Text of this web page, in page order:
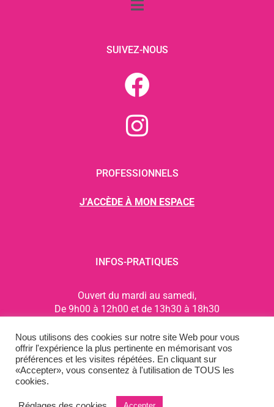
SUIVEZ-NOUS
PROFESSIONNELS
J’ACCÈDE À MON ESPACE
INFOS-PRATIQUES
Ouvert du mardi au samedi,
De 9h00 à 12h00 et de 13h30 à 18h30
3 rue des Sports, 62370 Audruicq
06.06.91.52.22
. Tous droits réservés | Site crée par
Nous utilisons des cookies sur notre site Web pour vous
offrir l'expérience la plus pertinente en mémorisant vos
préférences et les visites répétées. En cliquant sur
«Accepter», vous consentez à l'utilisation de TOUS les
cookies.